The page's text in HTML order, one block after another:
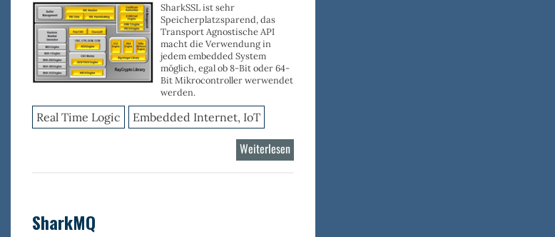
SharkSSL ist sehr
Speicherplatzsparend, das
Transport Agnostische API
macht die Verwendung in
jedem embedded System
möglich, egal ob 8-Bit oder 64-
Bit Mikrocontroller werwendet
werden.
Real Time Logic Embedded Internet, IoT
Weiterlesenüber
SharkSSL,
SharkMQ